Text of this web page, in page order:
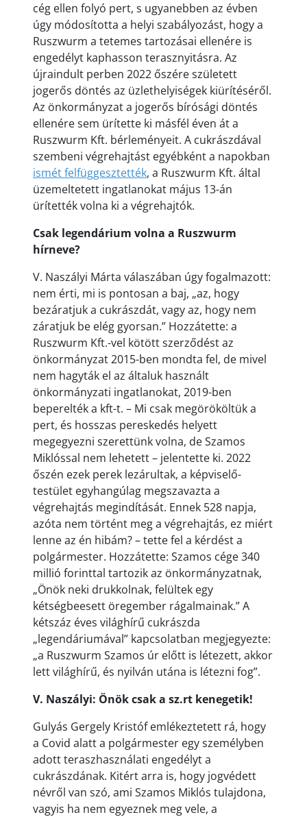
cég ellen folyó pert, s ugyanebben az évben
úgy módosította a helyi szabályozást, hogy a
Ruszwurm a tetemes tartozásai ellenére is
engedélyt kaphasson terasznyitásra. Az
újraindult perben 2022 őszére született
jogerős döntés az üzlethelyiségek kiürítéséről.
Az önkormányzat a jogerős bírósági döntés
ellenére sem ürítette ki másfél éven át a
Ruszwurm Kft. bérleményeit. A cukrászdával
szembeni végrehajtást egyébként a napokban
ismét felfüggesztették, a Ruszwurm Kft. által
üzemeltetett ingatlanokat május 13-án
ürítették volna ki a végrehajtók.
Csak legendárium volna a Ruszwurm
hírneve?
V. Naszályi Márta válaszában úgy fogalmazott:
nem érti, mi is pontosan a baj, „az, hogy
bezáratjuk a cukrászdát, vagy az, hogy nem
záratjuk be elég gyorsan.” Hozzátette: a
Ruszwurm Kft.-vel kötött szerződést az
önkormányzat 2015-ben mondta fel, de mivel
nem hagyták el az általuk használt
önkormányzati ingatlanokat, 2019-ben
beperelték a kft-t. – Mi csak megörököltük a
pert, és hosszas pereskedés helyett
megegyezni szerettünk volna, de Szamos
Miklóssal nem lehetett – jelentette ki. 2022
őszén ezek perek lezárultak, a képviselő-
testület egyhangúlag megszavazta a
végrehajtás megindítását. Ennek 528 napja,
azóta nem történt meg a végrehajtás, ez miért
lenne az én hibám? – tette fel a kérdést a
polgármester. Hozzátette: Szamos cége 340
millió forinttal tartozik az önkormányzatnak,
„Önök neki drukkolnak, felültek egy
kétségbeesett öregember rágalmainak.” A
kétszáz éves világhírű cukrászda
„legendáriumával” kapcsolatban megjegyezte:
„a Ruszwurm Szamos úr előtt is létezett, akkor
lett világhírű, és nyilván utána is létezni fog”.
V. Naszályi: Önök csak a sz.rt kenegetik!
Gulyás Gergely Kristóf emlékeztetett rá, hogy
a Covid alatt a polgármester egy személyben
adott teraszhasználati engedélyt a
cukrászdának. Kitért arra is, hogy jogvédett
névről van szó, ami Szamos Miklós tulajdona,
vagyis ha nem egyeznek meg vele, a